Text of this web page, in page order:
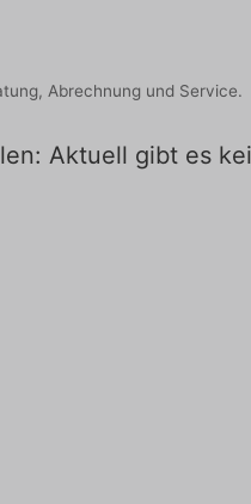
Abrechnung und Service.
Aktuell gibt es